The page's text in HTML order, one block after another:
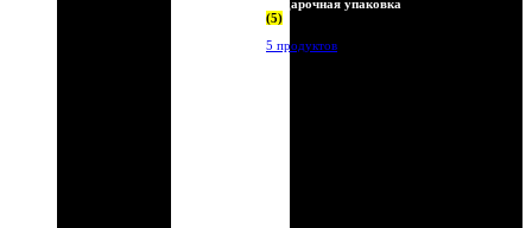
Подарочная упаковка
(5)
5 продуктов